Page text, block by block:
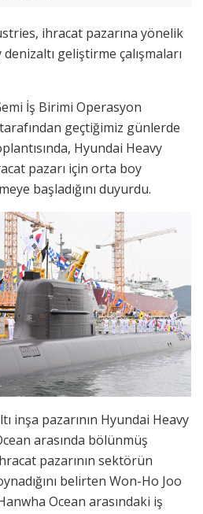
ihracat pazarına yönelik
geliştirme çalışmaları
İş Birimi Operasyon
geçtiğimiz günlerde
Hyundai Heavy
pazarı için orta boy
başladığını duyurdu.
inşa pazarının Hyundai Heavy
arasında bölünmüş
pazarının sektörün
belirten Won-Ho Joo
Ocean arasındaki iş